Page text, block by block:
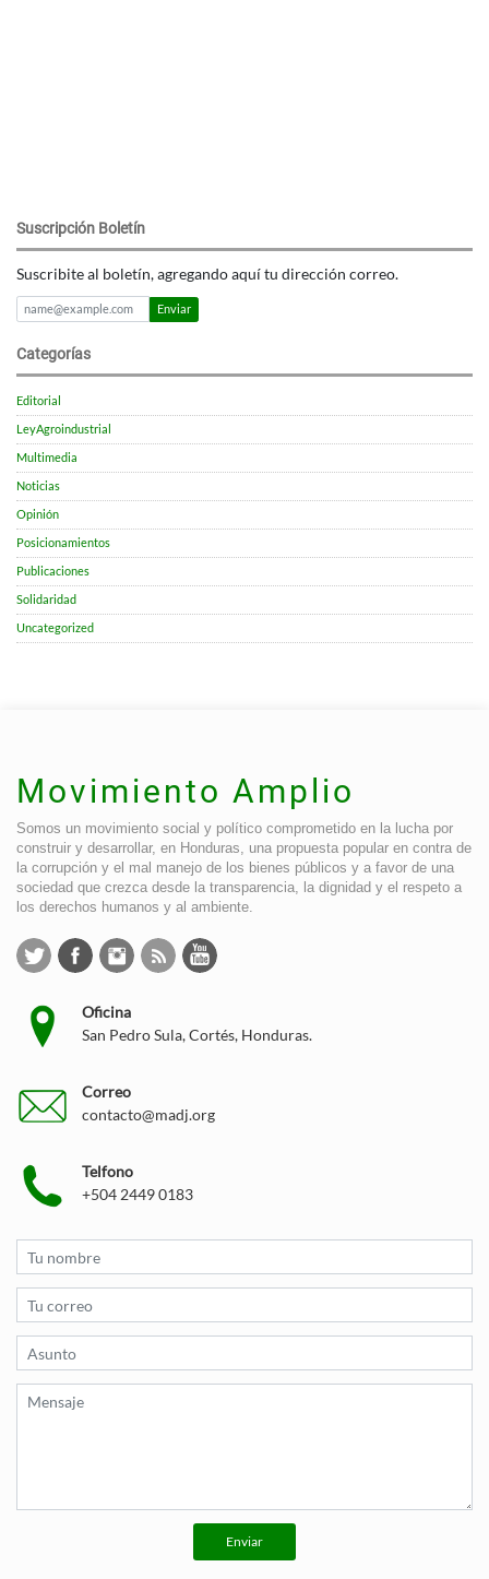
Suscripción Boletín
Suscribite al boletín, agregando aquí tu dirección correo.
Enviar
Categorías
Editorial
LeyAgroindustrial
Multimedia
Noticias
Opinión
Posicionamientos
Publicaciones
Solidaridad
Uncategorized
Movimiento Amplio
Somos un movimiento social y político comprometido en la lucha por
construir y desarrollar, en Honduras, una propuesta popular en contra de
la corrupción y el mal manejo de los bienes públicos y a favor de una
sociedad que crezca desde la transparencia, la dignidad y el respeto a
los derechos humanos y al ambiente.
Oficina
San Pedro Sula, Cortés, Honduras.
Correo
contacto@madj.org
Telfono
+504 2449 0183
Enviar